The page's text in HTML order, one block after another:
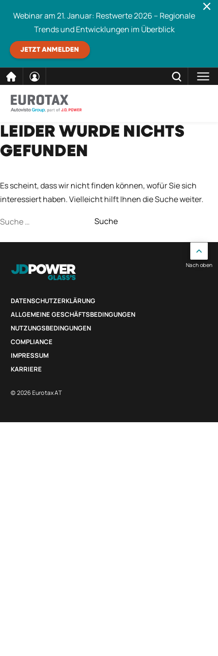
direkt
zum
Inhalt
Webinar am 21. Januar: Restwerte 2026 – Regionale
Trends und Entwicklungen im Überblick
JETZT ANMELDEN
Eurotax durchsuchen SCHLIESSEN
LEIDER WURDE NICHTS
GEFUNDEN
Es scheint, dass wir nicht finden können, wofür Sie sich
interessiert haben. Vielleicht hilft Ihnen die Suche weiter.
Suche
DATENSCHUTZERKLÄRUNG
ALLGEMEINE GESCHÄFTSBEDINGUNGEN
NUTZUNGSBEDINGUNGEN
COMPLIANCE
IMPRESSUM
KARRIERE
© 2026 Eurotax AT
Nach oben